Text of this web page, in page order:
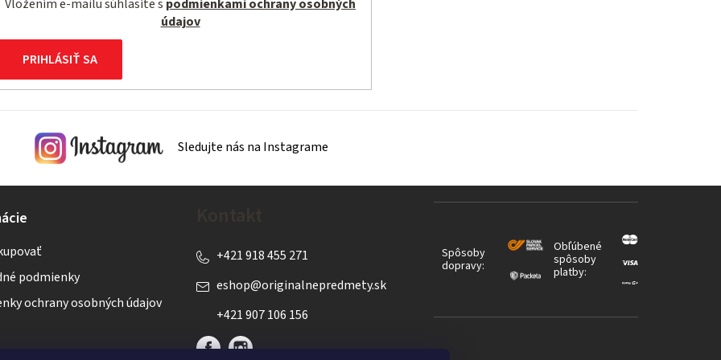
Vložením e-mailu súhlasíte s podmienkami ochrany osobných
údajov
PRIHLÁSIŤ SA
Sledujte nás na Instagrame
podmienky
ochrany osobných údajov
eshop@originalnepredmety.sk
+421 918 455 271
+421 907 106 156
Spôsoby
dopravy:
Obľúbené
spôsoby
platby: